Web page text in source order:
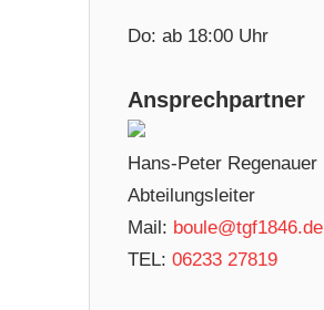
Do: ab 18:00 Uhr
Ansprechpartner
Hans-Peter Regenauer
Abteilungsleiter
Mail: boule@tgf1846.de
TEL: 06233 27819